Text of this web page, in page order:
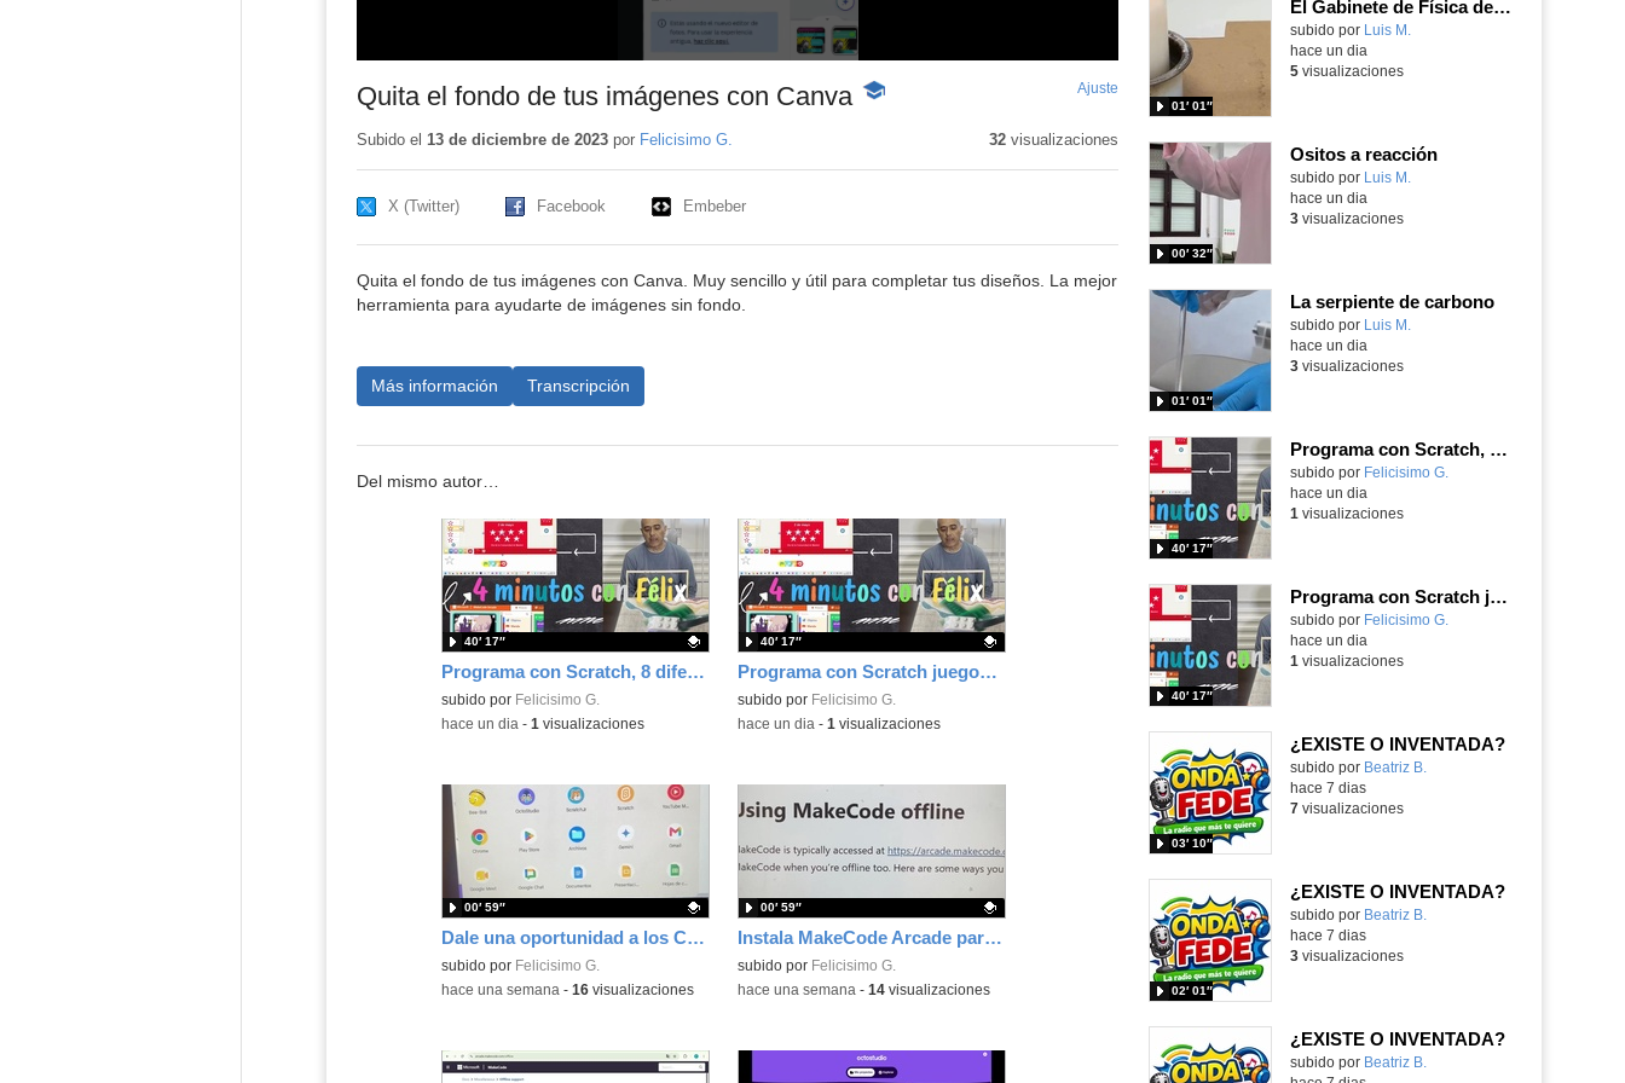
Quita el fondo de tus imágenes con Canva -
Ajuste
pantalla
Subido el 13 de diciembre de 2023por Felicisimo G. 32visualizaciones
X (Twitter) Facebook Embeber
Quita el fondo de tus imágenes con Canva. Muy sencillo y útil para completar tus diseños. La mejor
herramienta para ayudarte de imágenes sin fondo.
Más información Transcripción
Del mismo autor…
Programa con Scratch, 8 diferentes juegos para vivir la emoción de los partidos de España en el mundial 2026
Contenido educativo.
subido por Felicisimo G.
40′ 17″
-hace un dia - 1 visualizaciones
Programa con Scratch juegos con los partidos del mundial 2026 ganados por España
Contenido educativo.
subido por Felicisimo G.
40′ 17″
-hace un dia - 1 visualizaciones
Dale una oportunidad a los Chromebooks y utiliza un proyector para realizar talleres si no tienes pantallas táctiles
Contenido educativo.
subido por Felicisimo G.
00′ 59″
-hace una semana - 16visualizaciones
Instala MakeCode Arcade para trabajar offline en tu tablet, ordenador, Chromebook
Contenido educativo.
subido por Felicisimo G.
00′ 59″
-hace una semana - 14visualizaciones
El Gabinete de Física del IES Enrique Tierno Galván de Parla (Curso 25-26)
Contenido educativo.
subido por Luis M.
01′ 01″
hace un dia
5visualizaciones
Ositos a reacción
Contenido educativo.
subido por Luis M.
00′ 32″
hace un dia
3visualizaciones
La serpiente de carbono
Contenido educativo.
subido por Luis M.
01′ 01″
hace un dia
3visualizaciones
Programa con Scratch, 8 diferentes juegos para vivir la emoción de los partidos de España en el mundial 2026
Contenido educativo.
subido por Felicisimo G.
40′ 17″
hace un dia
1 visualizaciones
Programa con Scratch juegos con los partidos del mundial 2026 ganados por España
Contenido educativo.
subido por Felicisimo G.
40′ 17″
hace un dia
1 visualizaciones
¿EXISTE O INVENTADA?
Contenido educativo.
subido por Beatriz B.
03′ 10″
hace 7 dias
7visualizaciones
¿EXISTE O INVENTADA?
Contenido educativo.
subido por Beatriz B.
02′ 01″
hace 7 dias
3visualizaciones
¿EXISTE O INVENTADA?
Contenido educativo.
subido por Beatriz B.